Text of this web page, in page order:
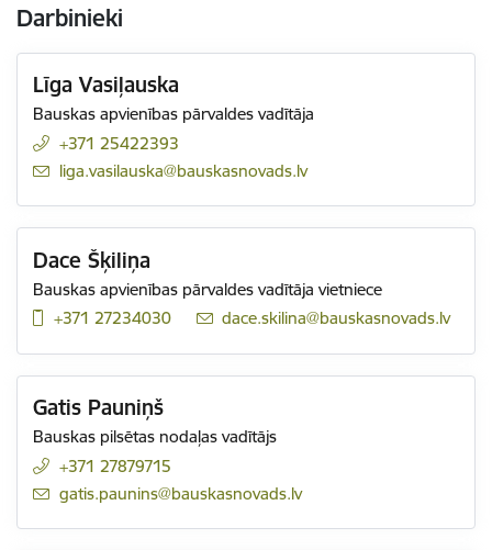
Darbinieki
Līga Vasiļauska
Bauskas apvienības pārvaldes vadītāja
+371 25422393
E-pasts:
liga.vasilauska@bauskasnovads.lv
Dace Šķiliņa
Bauskas apvienības pārvaldes vadītāja vietniece
+371 27234030
E-pasts:
dace.skilina@bauskasnovads.lv
Gatis Pauniņš
Bauskas pilsētas nodaļas vadītājs
+371 27879715
E-pasts:
gatis.paunins@bauskasnovads.lv